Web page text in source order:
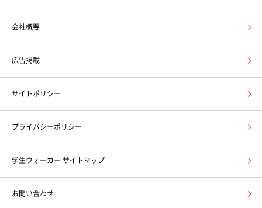
会社概要
広告掲載
サイトポリシー
プライバシーポリシー
学生ウォーカー サイトマップ
お問い合わせ